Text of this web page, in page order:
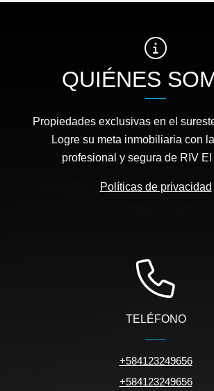
QUIÉNES
Propiedades exclusivas en el
Logre su meta inmobiliaria con
profesional y segura de RIV
Políticas de privacidad
TELÉFONO
+584123249656
+584123249656